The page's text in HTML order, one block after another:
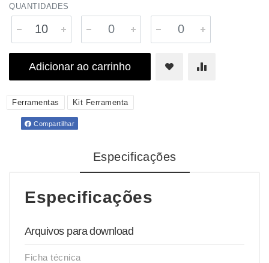
QUANTIDADES
Adicionar ao carrinho
Ferramentas Kit Ferramenta
Compartilhar
Especificações
Especificações
Arquivos para download
Ficha técnica